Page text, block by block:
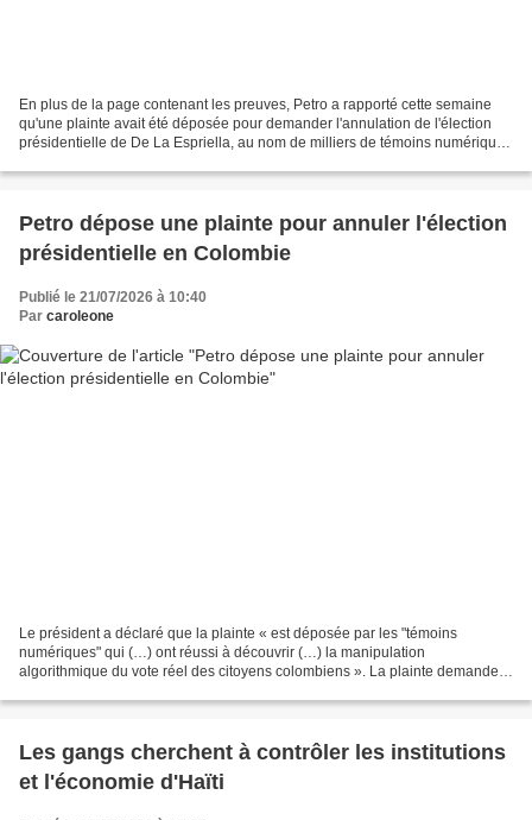
En plus de la page contenant les preuves, Petro a rapporté cette semaine
qu'une plainte avait été déposée pour demander l'annulation de l'élection
présidentielle de De La Espriella, au nom de milliers de témoins numériques
Petro dépose une plainte pour annuler l'élection
présidentielle en Colombie
Publié le 21/07/2026 à 10:40
Par caroleone
Le président a déclaré que la plainte « est déposée par les "témoins
numériques" qui (…) ont réussi à découvrir (…) la manipulation
algorithmique du vote réel des citoyens colombiens ». La plainte demande
Les gangs cherchent à contrôler les institutions
et l'économie d'Haïti